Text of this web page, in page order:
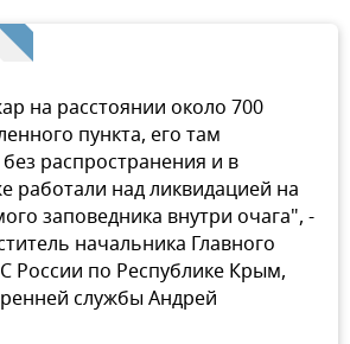
на расстоянии около 700
пункта, его там
распространения и в
работали над ликвидацией на
заповедника внутри очага", -
начальника Главного
России по Республике Крым,
службы Андрей